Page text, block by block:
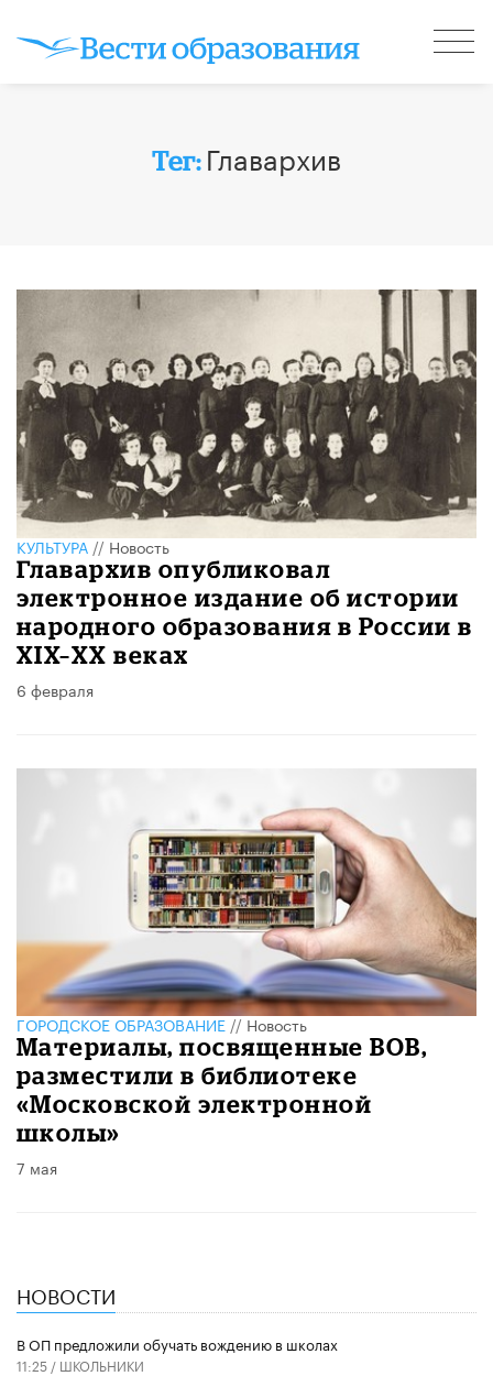
Тег: Главархив
КУЛЬТУРА//Новость
Главархив опубликовал
электронное издание об истории
народного образования в России в
XIX–ХХ веках
6 февраля
ГОРОДСКОЕ ОБРАЗОВАНИЕ//Новость
Материалы, посвященные ВОВ,
разместили в библиотеке
«Московской электронной
школы»
7 мая
НОВОСТИ
В ОП предложили обучать вождению в школах
11:25 / ШКОЛЬНИКИ